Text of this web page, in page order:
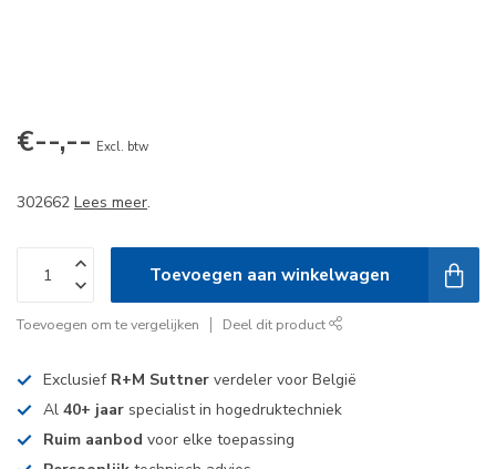
€--,-- Excl. btw
302662 Lees meer.
Toevoegen aan winkelwagen
Toevoegen om te vergelijken Deel dit product
Exclusief R+M Suttner verdeler voor België
Al 40+ jaar specialist in hogedruktechniek
Ruim aanbod voor elke toepassing